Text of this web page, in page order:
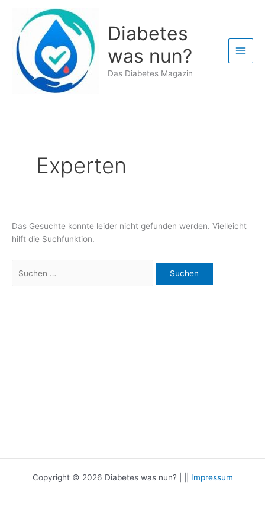
springen
Diabetes
was nun?
Das Diabetes Magazin
Experten
Das Gesuchte konnte leider nicht gefunden werden. Vielleicht
hilft die Suchfunktion.
nach:
Copyright © 2026 Diabetes was nun? | || Impressum